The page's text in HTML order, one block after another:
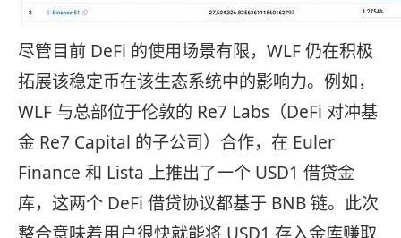
尽管目前 DeFi 的使用场景有限，WLF 仍在积极
拓展该稳定币在该生态系统中的影响力。例如，
WLF 与总部位于伦敦的 Re7 Labs（DeFi 对冲基
金 Re7 Capital 的子公司）合作，在 Euler
Finance 和 Lista 上推出了一个 USD1 借贷金
库，这两个 DeFi 借贷协议都基于 BNB 链。此次
整合意味着用户很快就能将 USD1 存入金库赚取